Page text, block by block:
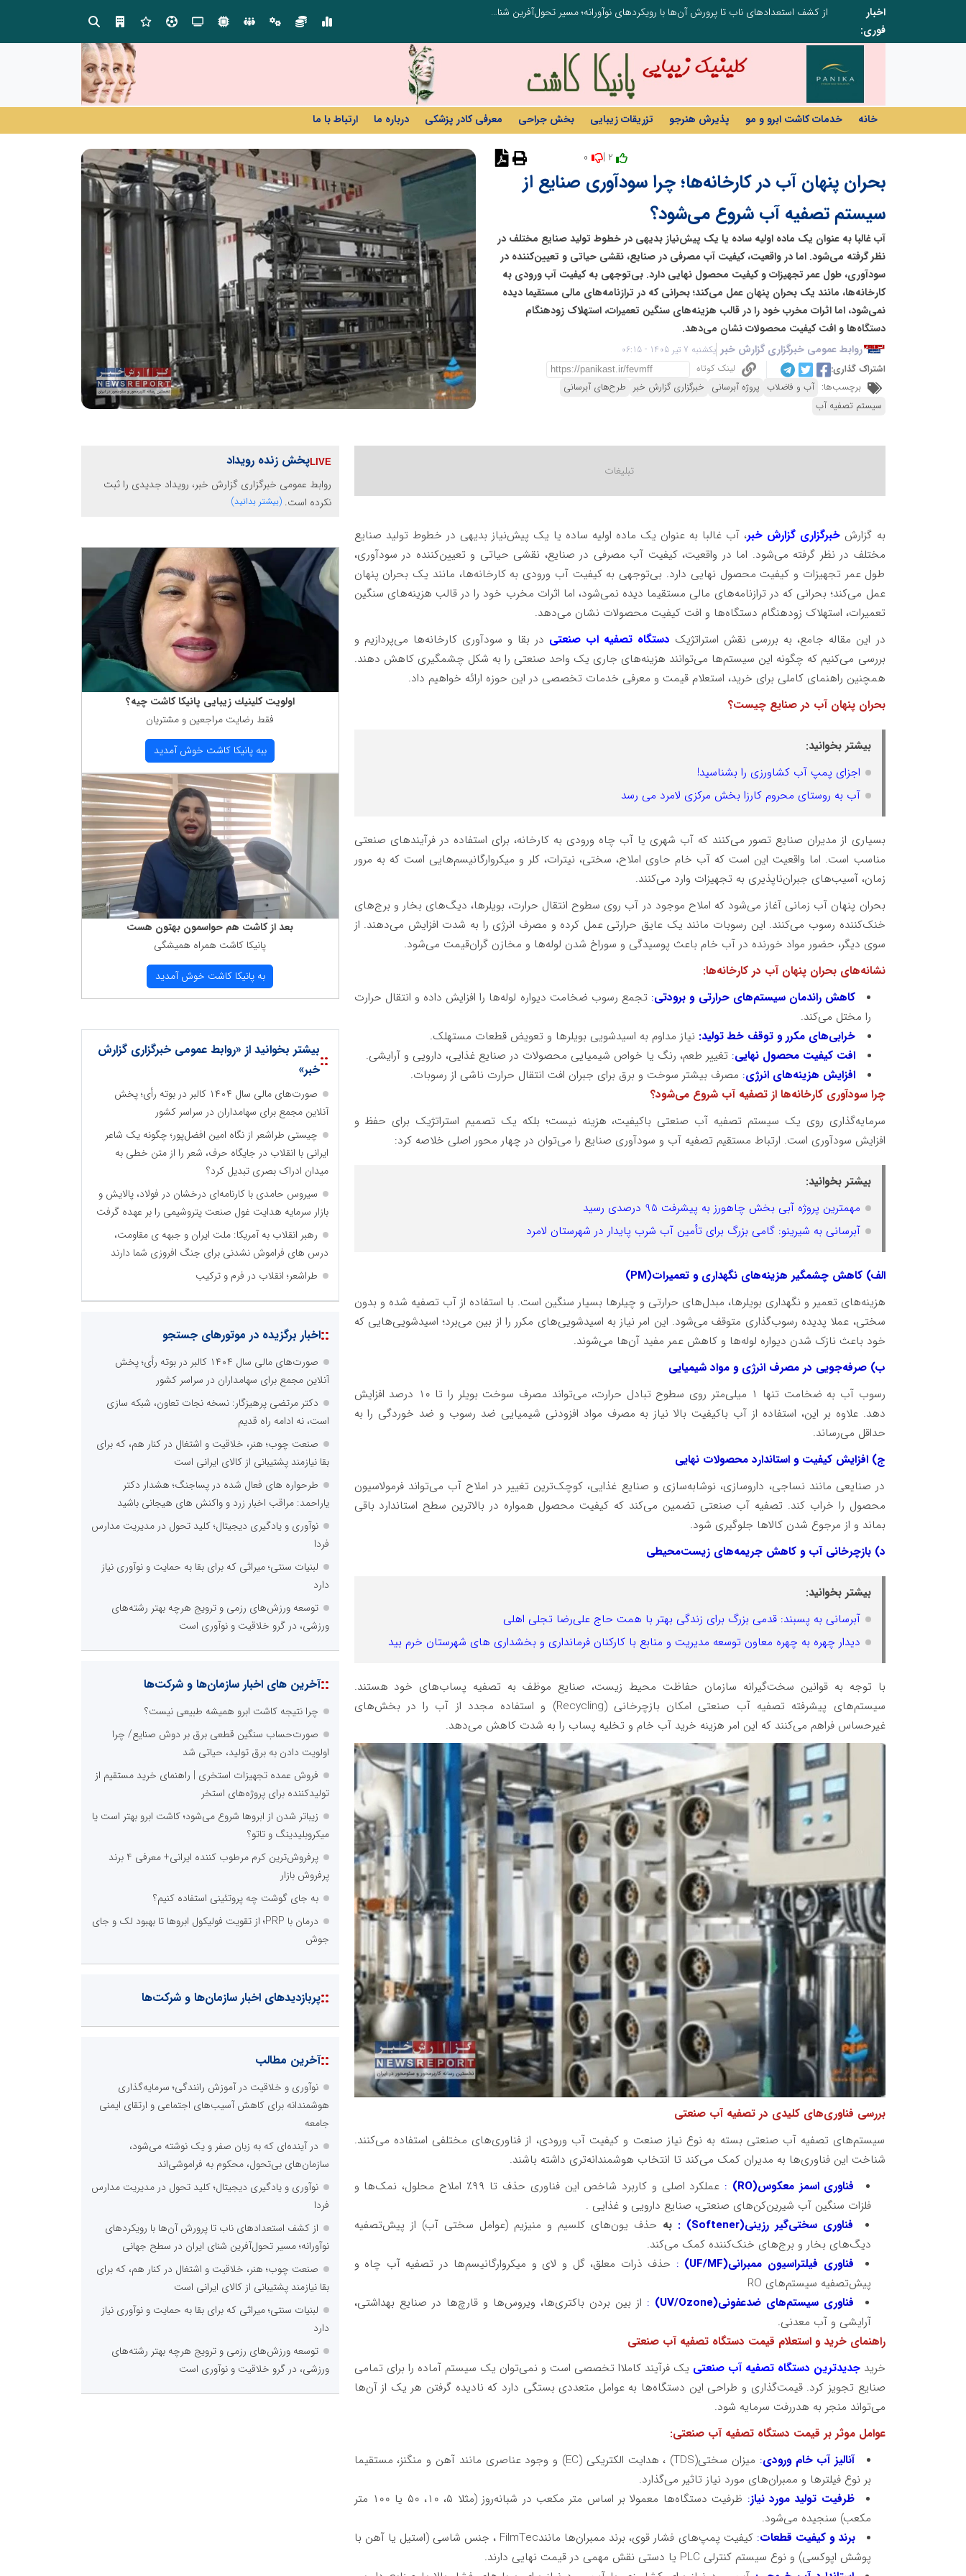
اخبار
فوری:
از کشف استعدادهای ناب تا پرورش آن‌ها با رویکردهای نوآورانه؛ مسیر تحول‌آفرین شنای ایران در سطح جهانی
خانه خدمات کاشت ابرو و مو پذیرش هنرجو تزریقات زیبایی بخش جراحی معرفی کادر پزشکی درباره ما ارتباط با ما
بحران پنهان آب در کارخانه‌ها؛ چرا سودآوری صنایع از
سیستم تصفیه آب شروع می‌شود؟
آب غالبا به عنوان یک ماده اولیه ساده یا یک پیش‌نیاز بدیهی در خطوط تولید صنایع مختلف در
نظر گرفته می‌شود. اما در واقعیت، کیفیت آب مصرفی در صنایع، نقشی حیاتی و تعیین‌کننده در
سودآوری، طول عمر تجهیزات و کیفیت محصول نهایی دارد. بی‌توجهی به کیفیت آب ورودی به
کارخانه‌ها، مانند یک بحران پنهان عمل می‌کند؛ بحرانی که در ترازنامه‌های مالی مستقیما دیده
نمی‌شود، اما اثرات مخرب خود را در قالب هزینه‌های سنگین تعمیرات، استهلاک زودهنگام
دستگاه‌ها و افت کیفیت محصولات نشان می‌دهد.
روابط عمومی خبرگزاری گزارش خبر یکشنبه 7 تیر 1405 - 06:15
اشتراک گذاری:
لینک کوتاه
برچسب‌ها: آب و فاضلاب پروژه آبرسانی خبرگزاری گزارش خبر طرح‌های آبرسانی
سیستم تصفیه آب
به گزارش خبرگزاری گزارش خبر، آب غالبا به عنوان یک ماده اولیه ساده یا یک پیش‌نیاز بدیهی در خطوط تولید صنایع
مختلف در نظر گرفته می‌شود. اما در واقعیت، کیفیت آب مصرفی در صنایع، نقشی حیاتی و تعیین‌کننده در سودآوری،
طول عمر تجهیزات و کیفیت محصول نهایی دارد. بی‌توجهی به کیفیت آب ورودی به کارخانه‌ها، مانند یک بحران پنهان
عمل می‌کند؛ بحرانی که در ترازنامه‌های مالی مستقیما دیده نمی‌شود، اما اثرات مخرب خود را در قالب هزینه‌های سنگین
تعمیرات، استهلاک زودهنگام دستگاه‌ها و افت کیفیت محصولات نشان می‌دهد.
در این مقاله جامع، به بررسی نقش استراتژیک دستگاه تصفیه اب صنعتی در بقا و سودآوری کارخانه‌ها می‌پردازیم و
بررسی می‌کنیم که چگونه این سیستم‌ها می‌توانند هزینه‌های جاری یک واحد صنعتی را به شکل چشمگیری کاهش دهند.
همچنین راهنمای کاملی برای خرید، استعلام قیمت و معرفی خدمات تخصصی در این حوزه ارائه خواهیم داد.
بحران پنهان آب در صنایع چیست؟
بیشتر بخوانید:
اجزای پمپ آب کشاورزی را بشناسید!
آب به روستای محروم‌ کارزا بخش مرکزی لامرد می رسد
بسیاری از مدیران صنایع تصور می‌کنند که آب شهری یا آب چاه ورودی به کارخانه، برای استفاده در فرآیندهای صنعتی
مناسب است. اما واقعیت این است که آب خام حاوی املاح، سختی، نیترات، کلر و میکروارگانیسم‌هایی است که به مرور
زمان، آسیب‌های جبران‌ناپذیری به تجهیزات وارد می‌کنند.
بحران پنهان آب زمانی آغاز می‌شود که املاح موجود در آب روی سطوح انتقال حرارت، بویلرها، دیگ‌های بخار و برج‌های
خنک‌کننده رسوب می‌کنند. این رسوبات مانند یک عایق حرارتی عمل کرده و مصرف انرژی را به شدت افزایش می‌دهند. از
سوی دیگر، حضور مواد خورنده در آب خام باعث پوسیدگی و سوراخ شدن لوله‌ها و مخازن گران‌قیمت می‌شود.
نشانه‌های بحران پنهان آب در کارخانه‌ها:
کاهش راندمان سیستم‌های حرارتی و برودتی: تجمع رسوب ضخامت دیواره لوله‌ها را افزایش داده و انتقال حرارت
را مختل می‌کند.
خرابی‌های مکرر و توقف خط تولید: نیاز مداوم به اسیدشویی بویلرها و تعویض قطعات مستهلک.
افت کیفیت محصول نهایی: تغییر طعم، رنگ یا خواص شیمیایی محصولات در صنایع غذایی، دارویی و آرایشی.
افزایش هزینه‌های انرژی: مصرف بیشتر سوخت و برق برای جبران افت انتقال حرارت ناشی از رسوبات.
چرا سودآوری کارخانه‌ها از تصفیه آب شروع می‌شود؟
سرمایه‌گذاری روی یک سیستم تصفیه آب صنعتی باکیفیت، هزینه نیست؛ بلکه یک تصمیم استراتژیک برای حفظ و
افزایش سودآوری است. ارتباط مستقیم تصفیه آب و سودآوری صنایع را می‌توان در چهار محور اصلی خلاصه کرد:
بیشتر بخوانید:
مهمترین پروژه آبی بخش چاهورز به پیشرفت 95 درصدی رسید
آبرسانی به شیرینو: گامی بزرگ برای تأمین آب شرب پایدار در شهرستان لامرد
الف) کاهش چشمگیر هزینه‌های نگهداری و تعمیرات(PM)
هزینه‌های تعمیر و نگهداری بویلرها، مبدل‌های حرارتی و چیلرها بسیار سنگین است. با استفاده از آب تصفیه شده و بدون
سختی، عملا پدیده رسوب‌گذاری متوقف می‌شود. این امر نیاز به اسیدشویی‌های مکرر را از بین می‌برد؛ اسیدشویی‌هایی که
خود باعث نازک شدن دیواره لوله‌ها و کاهش عمر مفید آن‌ها می‌شوند.
ب) صرفه‌جویی در مصرف انرژی و مواد شیمیایی
رسوب آب به ضخامت تنها ۱ میلی‌متر روی سطوح تبادل حرارت، می‌تواند مصرف سوخت بویلر را تا ۱۰ درصد افزایش
دهد. علاوه بر این، استفاده از آب باکیفیت بالا نیاز به مصرف مواد افزودنی شیمیایی ضد رسوب و ضد خوردگی را به
حداقل می‌رساند.
ج) افزایش کیفیت و استاندارد محصولات نهایی
در صنایعی مانند نساجی، داروسازی، نوشابه‌سازی و صنایع غذایی، کوچک‌ترین تغییر در املاح آب می‌تواند فرمولاسیون
محصول را خراب کند. تصفیه آب صنعتی تضمین می‌کند که کیفیت محصول همواره در بالاترین سطح استاندارد باقی
بماند و از مرجوع شدن کالاها جلوگیری شود.
د) بازچرخانی آب و کاهش جریمه‌های زیست‌محیطی
بیشتر بخوانید:
آبرسانی به پسبند: قدمی بزرگ برای زندگی بهتر با همت حاج علی‌رضا تجلی اهلی
دیدار چهره به چهره معاون توسعه مدیریت و منابع با کارکنان فرمانداری و بخشداری های شهرستان خرم بید
با توجه به قوانین سخت‌گیرانه سازمان حفاظت محیط زیست، صنایع موظف به تصفیه پساب‌های خود هستند.
سیستم‌های پیشرفته تصفیه آب صنعتی امکان بازچرخانی (Recycling) و استفاده مجدد از آب را در بخش‌های
غیرحساس فراهم می‌کنند که این امر هزینه خرید آب خام و تخلیه پساب را به شدت کاهش می‌دهد.
بررسی فناوری‌های کلیدی در تصفیه آب صنعتی
سیستم‌های تصفیه آب صنعتی بسته به نوع نیاز صنعت و کیفیت آب ورودی، از فناوری‌های مختلفی استفاده می‌کنند.
شناخت این فناوری‌ها به مدیران کمک می‌کند تا انتخاب هوشمندانه‌تری داشته باشند.
فناوری اسمز معکوس(RO)
:
عملکرد اصلی و کاربرد شاخص این فناوری حذف تا ۹۹٪ املاح محلول، نمک‌ها و
فلزات سنگین آب شیرین‌کن‌های صنعتی، صنایع دارویی و غذایی .
فناوری سختی‌گیر رزینی(Softener)
: به حذف یون‌های کلسیم و منیزیم (عوامل سختی آب) از پیش‌تصفیه
دیگ‌های بخار و برج‌های خنک‌کننده کمک می‌کند.
فناوری فیلتراسیون ممبرانی(UF/MF)
: حذف ذرات معلق، گل و لای و میکروارگانیسم‌ها در تصفیه آب چاه و
پیش‌تصفیه سیستم‌های RO
فناوری سیستم‌های ضدعفونی(UV/Ozone)
: از بین بردن باکتری‌ها، ویروس‌ها و قارچ‌ها در صنایع بهداشتی،
آرایشی و آب معدنی.
راهنمای خرید و استعلام قیمت دستگاه تصفیه آب صنعتی
خریدجدیدترین دستگاه تصفیه آب صنعتی یک فرآیند کاملاا تخصصی است و نمی‌توان یک سیستم آماده را برای تمامی
صنایع تجویز کرد. قیمت‌گذاری و طراحی این دستگاه‌ها به عوامل متعددی بستگی دارد که نادیده گرفتن هر یک از آن‌ها
می‌تواند منجر به هدررفت سرمایه شود.
عوامل موثر بر قیمت دستگاه تصفیه آب صنعتی:
آنالیز آب خام ورودی: میزان سختی(TDS) ، هدایت الکتریکی (EC) و وجود عناصری مانند آهن و منگنز، مستقیما
بر نوع فیلترها و ممبران‌های مورد نیاز تاثیر می‌گذارد.
ظرفیت تولید مورد نیاز:
ظرفیت دستگاه‌ها معمولا بر اساس متر مکعب در شبانه‌روز (مثلا ۵، ۱۰، ۵۰ یا ۱۰۰ متر
مکعب) سنجیده می‌شود.
برند و کیفیت قطعات: کیفیت پمپ‌های فشار قوی، برند ممبران‌ها مانندFilmTec ، جنس شاسی (استیل یا آهن با
پوشش اپوکسی) و نوع سیستم کنترلی PLC یا دستی نقش مهمی در قیمت نهایی دارند.
پخش زنده رویداد
روابط عمومی خبرگزاری گزارش خبر، رویداد جدیدی را ثبت
نکرده است. (بیشتر بدانید)
اولویت كلینیك زیبایی پانیكا كاشت چیه؟
فقط رضایت مراجعین و مشتریان
ببه پانیكا كاشت خوش آمدید
بعد از كاشت هم حواسمون بهتون هست
پانیكا كاشت همراه همیشگی
به پانیكا كاشت خوش آمدید
::بیشتر بخوانید از «روابط عمومی خبرگزاری گزارش
خبر»
صورت‌های مالی سال ۱۴۰۴ کالبر در بوته رأی؛ پخش
آنلاین مجمع برای سهامداران در سراسر کشور
چیستی طراشعر از نگاه امین افضل‌پور؛ چگونه یک شاعر
ایرانی با انقلاب در جایگاه حرف، شعر را از متن خطی به
میدان ادراک بصری تبدیل کرد؟
سیروس حامدی با کارنامه‌ای درخشان در فولاد، پالایش و
بازار سرمایه هدایت غول صنعت پتروشیمی را بر عهده گرفت
رهبر انقلاب به آمریکا: ملت ایران و جبهه ی مقاومت،
درس های فراموش نشدنی برای جنگ افروزی شما دارند
طراشعر؛ انقلاب در فرم و ترکیب
::اخبار برگزیده در موتورهای جستجو
صورت‌های مالی سال ۱۴۰۴ کالبر در بوته رأی؛ پخش
آنلاین مجمع برای سهامداران در سراسر کشور
دکتر مرتضی پرهیزگار: نسخه نجات تعاون، شبکه سازی
است، نه ادامه راه قدیم
صنعت چوب؛ هنر، خلاقیت و اشتغال در کنار هم، که برای
بقا نیازمند پشتیبانی از کالای ایرانی است
طرحواره های فعال شده در پساجنگ؛ هشدار دکتر
یاراحمد: مراقب اخبار زرد و واکنش های هیجانی باشید
نوآوری و یادگیری دیجیتال؛ کلید تحول در مدیریت مدارس
فردا
لبنیات سنتی؛ میراثی که برای بقا به حمایت و نوآوری نیاز
دارد
توسعه ورزش‌های رزمی و ترویج هرچه بهتر رشته‌های
ورزشی، در گرو خلاقیت و نوآوری است
::آخرین های اخبار سازمان‌ها و شرکت‌ها
چرا نتیجه کاشت ابرو همیشه طبیعی نیست؟
صورت‌حساب سنگین قطعی برق بر دوش صنایع/ چرا
اولویت دادن به برق تولید، حیاتی شد
فروش عمده تجهیزات استخری | راهنمای خرید مستقیم از
تولیدکننده برای پروژه‌های استخر
زیباتر شدن از ابروها شروع می‌شود؛ کاشت ابرو بهتر است یا
میکروبلیدینگ و تاتو؟
پرفروش‌ترین کرم مرطوب کننده ایرانی+ معرفی 4 برند
پرفروش بازار
به جای گوشت چه پروتئینی استفاده کنیم؟
درمان با PRP؛ از تقویت فولیکول ابروها تا بهبود لک و جای
جوش
::پربازدیدهای اخبار سازمان‌ها و شرکت‌ها
::آخرین مطالب
نوآوری و خلاقیت در آموزش رانندگی؛ سرمایه‌گذاری
هوشمندانه برای کاهش آسیب‌های اجتماعی و ارتقای ایمنی
جامعه
در آینده‌ای که به زبان صفر و یک نوشته می‌شود،
سازمان‌های بی‌تحول، محکوم به فراموشی‌اند
نوآوری و یادگیری دیجیتال؛ کلید تحول در مدیریت مدارس
فردا
از کشف استعدادهای ناب تا پرورش آن‌ها با رویکردهای
نوآورانه؛ مسیر تحول‌آفرین شنای ایران در سطح جهانی
صنعت چوب؛ هنر، خلاقیت و اشتغال در کنار هم، که برای
بقا نیازمند پشتیبانی از کالای ایرانی است
لبنیات سنتی؛ میراثی که برای بقا به حمایت و نوآوری نیاز
دارد
توسعه ورزش‌های رزمی و ترویج هرچه بهتر رشته‌های
ورزشی، در گرو خلاقیت و نوآوری است